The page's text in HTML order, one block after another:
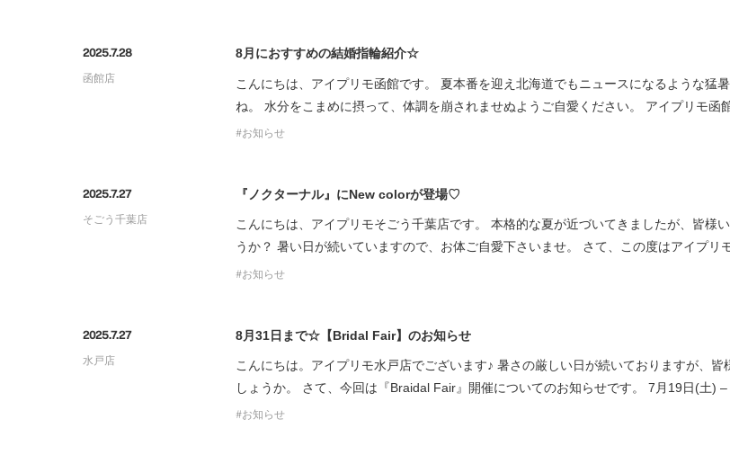
2025.7.28
函館店
8月におすすめの結婚指輪紹介☆
こんにちは、アイプリモ函館です。 夏本番を迎え北海道でもニュースになるような猛
ね。 水分をこまめに摂って、体調を崩されませぬようご自愛ください。 アイプリモ函
お知らせ
2025.7.27
そごう千葉店
『ノクターナル』にNew colorが登場♡
こんにちは、アイプリモそごう千葉店です。 本格的な夏が近づいてきましたが、皆様
うか？ 暑い日が続いていますので、お体ご自愛下さいませ。 さて、この度はアイプリ
お知らせ
2025.7.27
水戸店
8月31日まで☆【Bridal Fair】のお知らせ
こんにちは。アイプリモ水戸店でございます♪ 暑さの厳しい日が続いておりますが、皆
しょうか。 さて、今回は『Braidal Fair』開催についてのお知らせです。 7月19日(土) –
お知らせ